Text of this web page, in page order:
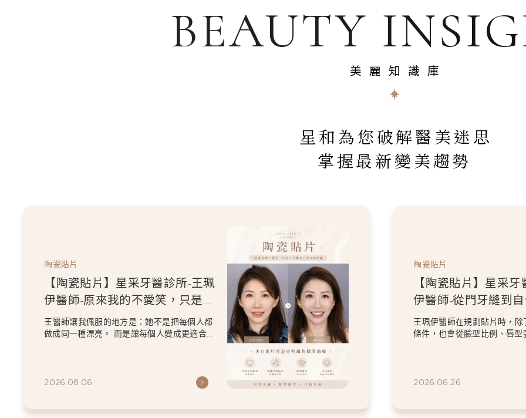
BEAUTY
美麗知識庫
星和為您破解醫美迷思
掌握最新變美趨勢
陶瓷貼片
【陶瓷貼片】星采牙醫診所-王珮
伊醫師-從門牙縫到自信笑容：美
白貼片打造更精緻的微笑曲線
王珮伊醫師在規劃貼片時，除了考量牙齒本身
條件，也會從臉型比例、唇型弧度、微笑方式
2026.06.26
陶瓷貼片
【陶瓷貼片】星采
伊醫師-「我不要把
掉。」，一場保留個
笑設計
過8顆全瓷冠與陶瓷貼片的設
意的顏色與修復問題，卻依然
2026.06.26